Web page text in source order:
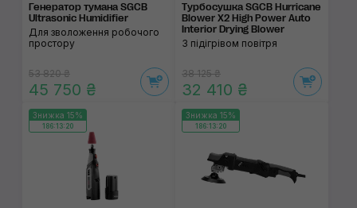
Генератор тумана SGCB
Ultrasonic Humidifier
Для зволоження робочого
простору
53 820 ₴
45 750 ₴
Турбосушка SGCB Hurricane
Blower X2 High Power Auto
Interior Drying Blower
З підігрівом повітря
38 125 ₴
32 410 ₴
Знижка 15%
186:13:19
Знижка 15%
186:13:19